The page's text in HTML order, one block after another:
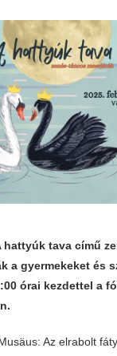
hattyúk tava című
a gyermekeket és
órai kezdettel a
Az elrabolt